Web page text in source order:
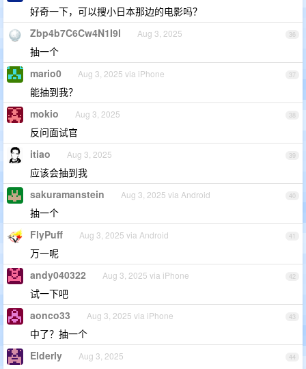
好奇一下，可以搜小日本那边的电影吗？
36
Zbp4b7C6Cw4N1I9l Aug 3, 2025
抽一个
37
mario0 Aug 3, 2025 via iPhone
能抽到我？
38
mokio Aug 3, 2025
反问面试官
39
itiao Aug 3, 2025
应该会抽到我
40
sakuramanstein Aug 3, 2025 via Android
抽一个
41
FlyPuff Aug 3, 2025 via Android
万一呢
42
andy040322 Aug 3, 2025 via iPhone
试一下吧
43
aonco33 Aug 3, 2025 via iPhone
中了？抽一个
44
Elderly Aug 3, 2025